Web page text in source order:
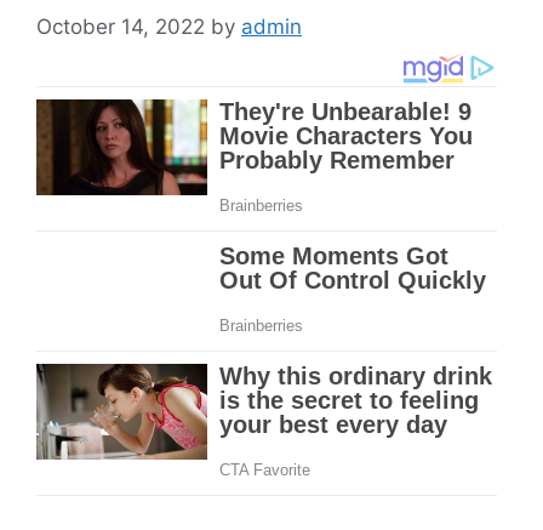
October 14, 2022 by admin